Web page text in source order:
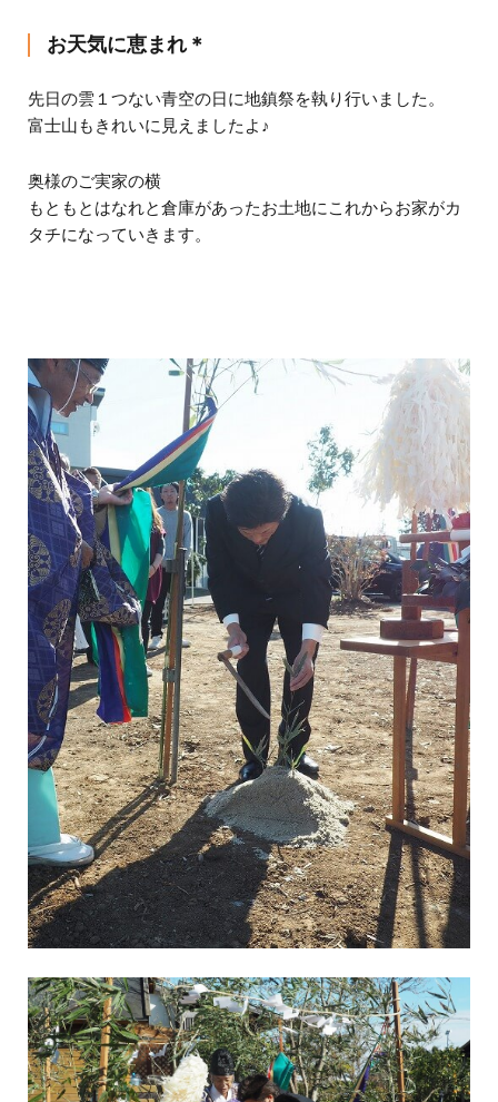
お天気に恵まれ＊
先日の雲１つない青空の日に地鎮祭を執り行いました。
富士山もきれいに見えましたよ♪
奥様のご実家の横
もともとはなれと倉庫があったお土地にこれからお家がカ
タチになっていきます。